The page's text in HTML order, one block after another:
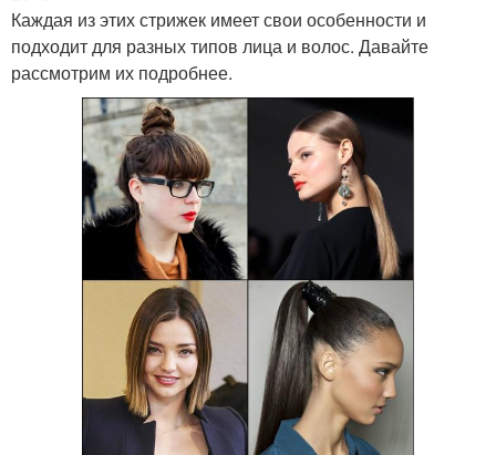
Каждая из этих стрижек имеет свои особенности и
подходит для разных типов лица и волос. Давайте
рассмотрим их подробнее.